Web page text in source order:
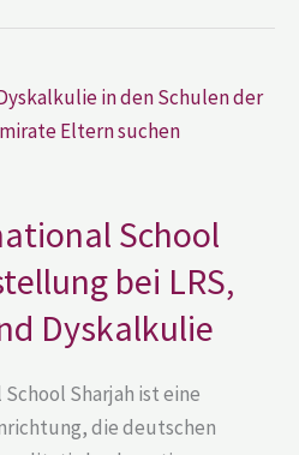
School
bei LRS,
Dyskalkulie
Sharjah ist eine
die deutschen